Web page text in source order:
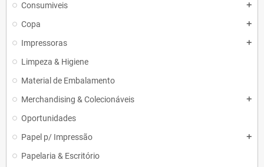
Consumiveis add
Copa add
Impressoras add
Limpeza & Higiene
Material de Embalamento
Merchandising & Colecionáveis
add
Oportunidades
Papel p/ Impressão
add
Papelaria & Escritório